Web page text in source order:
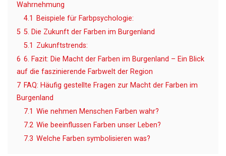
Wahrnehmung
4.1
Beispiele für Farbpsychologie:
5 5. Die Zukunft der Farben im Burgenland
5.1 Zukunftstrends:
6 6. Fazit: Die Macht der Farben im Burgenland – Ein Blick
auf die faszinierende Farbwelt der Region
7 FAQ: Häufig gestellte Fragen zur Macht der Farben im
Burgenland
7.1 Wie nehmen Menschen Farben wahr?
7.2 Wie beeinflussen Farben unser Leben?
7.3 Welche Farben symbolisieren was?